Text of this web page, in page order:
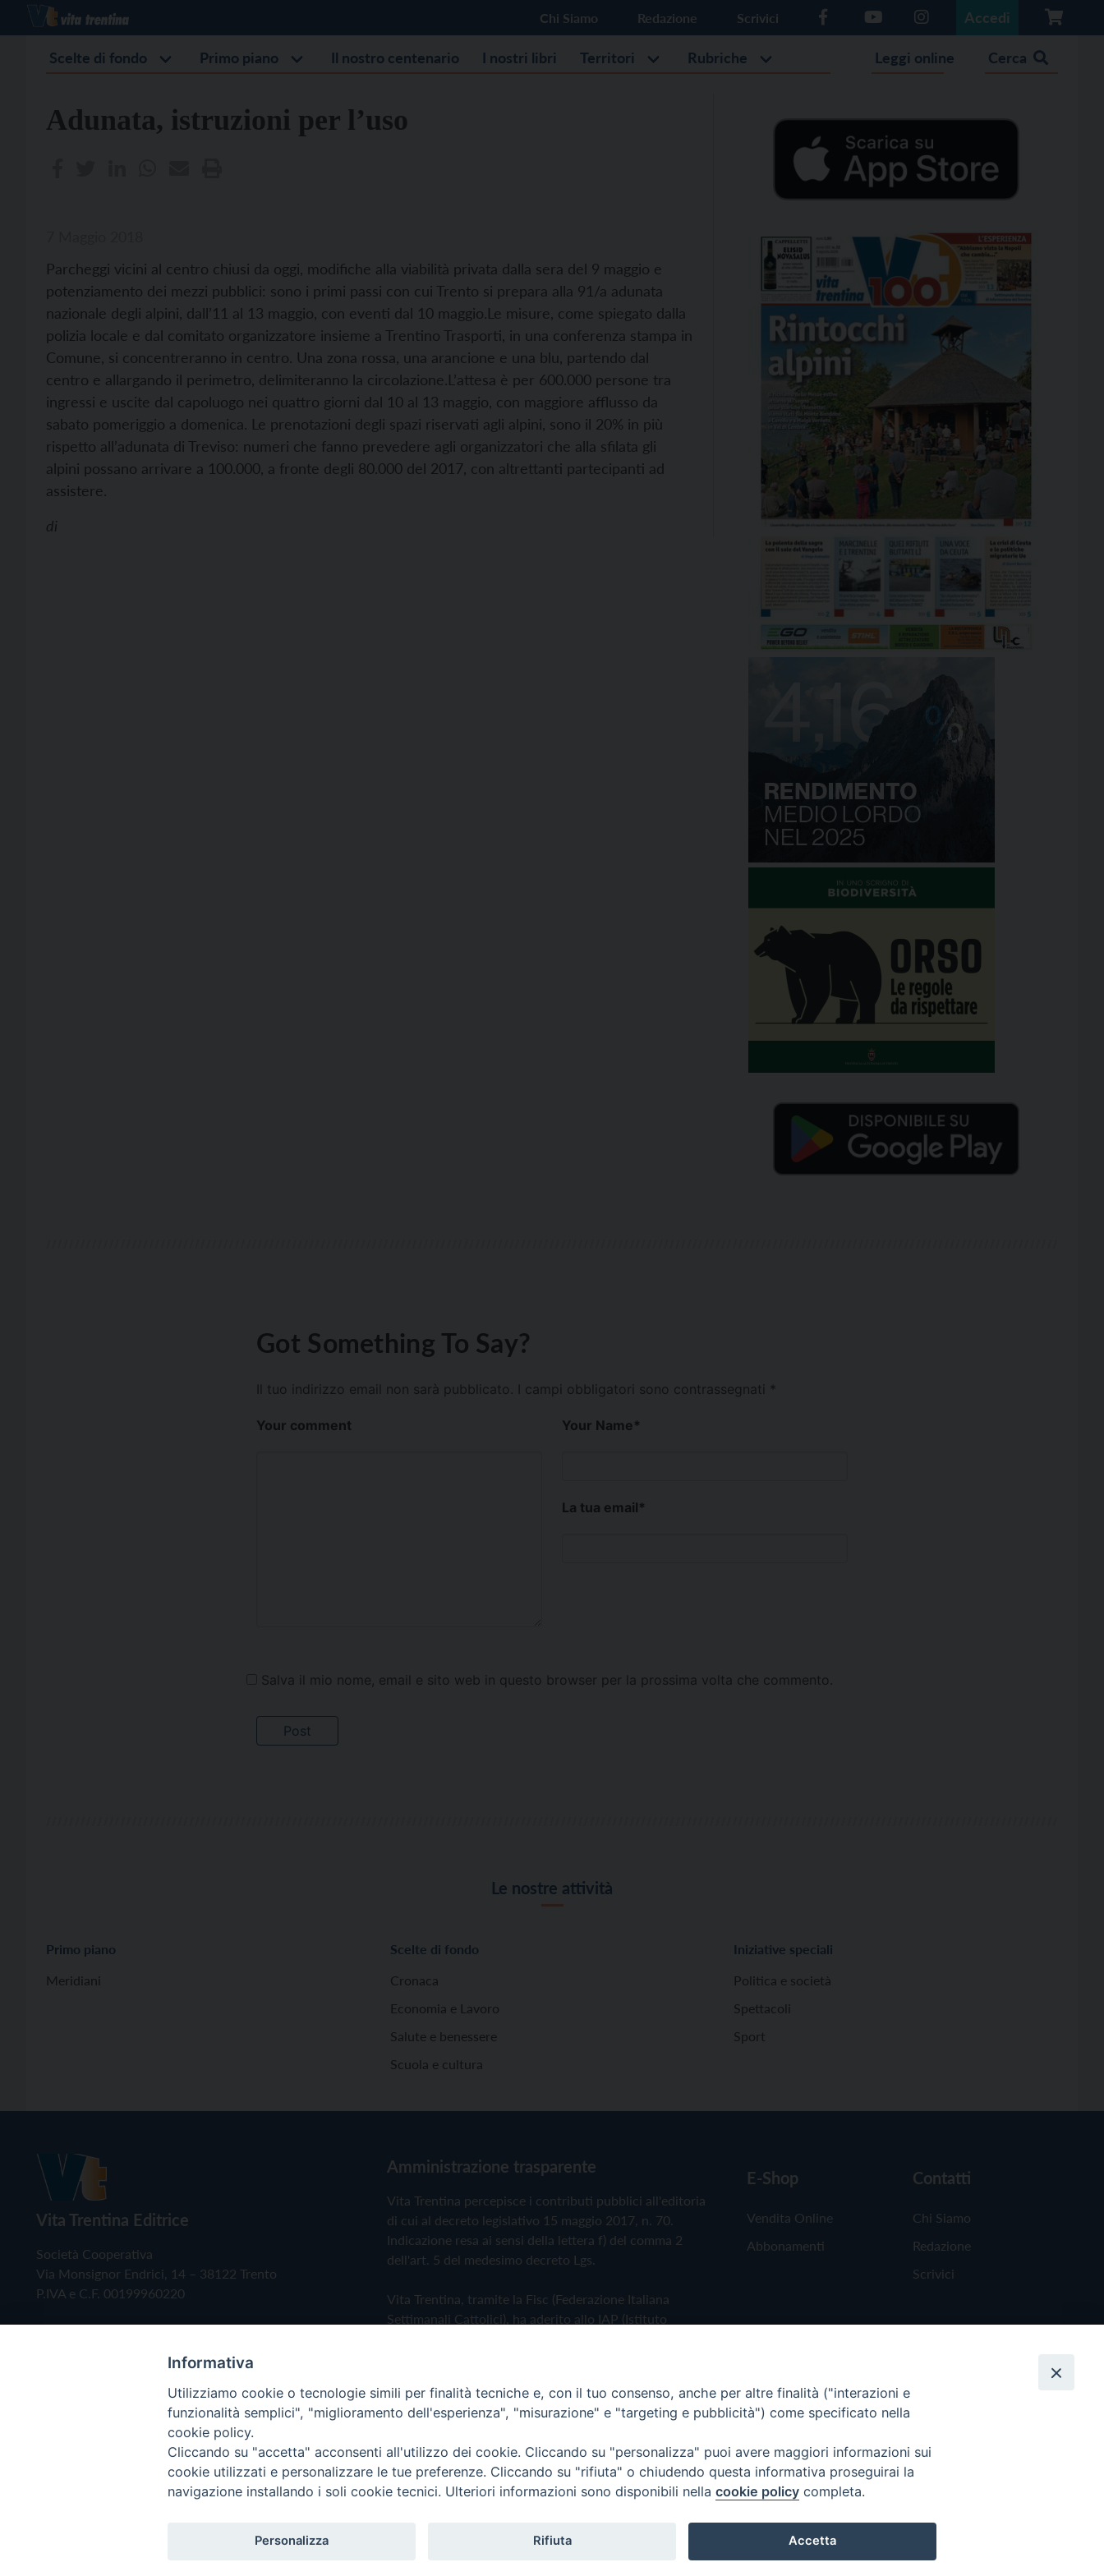
Chi Siamo Redazione Scrivici Accedi
Scelte di fondo Primo piano Il nostro centenario I nostri libri Territori Rubriche Leggi online Cerca
Adunata, istruzioni per l’uso
Parcheggi vicini al centro chiusi da oggi, modifiche alla viabilità privata dalla sera del 9 maggio e
potenziamento dei mezzi pubblici: sono i primi passi con cui Trento si prepara alla 91/a adunata
nazionale degli alpini, dall’11 al 13 maggio, con eventi dal 10 maggio.Le misure, come spiegato dalla
polizia locale e dal comitato organizzatore insieme a Trentino Trasporti, in una conferenza stampa in
Comune, si concentreranno in centro. Una zona rossa, una arancione e una blu, partendo dal
centro e allargando il perimetro, delimiteranno la circolazione.L’attesa è per 600.000 persone tra
ingressi e uscite dal capoluogo nei quattro giorni dal 10 al 13 maggio, con maggiore afflusso da
sabato pomeriggio a domenica. Le prenotazioni degli spazi riservati agli alpini, sono il 20% in più
rispetto all’adunata di Treviso: numeri che fanno prevedere agli organizzatori che alla sfilata gli
alpini possano arrivare a 100.000, a fronte degli 80.000 del 2017, con altrettanti partecipanti ad
assistere.
di
Got Something To Say?
Il tuo indirizzo email non sarà pubblicato. I campi obbligatori sono contrassegnati *
Your comment Your Name*
La tua email*
Salva il mio nome, email e sito web in questo browser per la prossima volta che commento.
Le nostre attività
Primo piano
Meridiani
Scelte di fondo
Cronaca
Economia e Lavoro
Salute e benessere
Scuola e cultura
Iniziative speciali
Politica e società
Spettacoli
Sport
Vita Trentina Editrice
Società Cooperativa
Via Monsignor Endrici, 14 – 38122 Trento
P.IVA e C.F. 00199960220
Amministrazione trasparente
Vita Trentina percepisce i contributi pubblici all'editoria
di cui al decreto legislativo 15 maggio 2017, n. 70.
Indicazione resa ai sensi della lettera f) del comma 2
dell'art. 5 del medesimo decreto Lgs.
Vita Trentina, tramite la Fisc (Federazione Italiana
Settimanali Cattolici), ha aderito allo IAP (Istituto
Privacy Policy Cookie Policy
E-Shop
Vendita Online
Abbonamenti
Contatti
Chi Siamo
Redazione
Scrivici
Copyright © 2019 - Tutti i diritti riservati - Vita Trentina Editrice
Informativa
Utilizziamo cookie o tecnologie simili per finalità tecniche e, con il tuo consenso, anche per altre finalità ("interazioni e
funzionalità semplici", "miglioramento dell'esperienza", "misurazione" e "targeting e pubblicità") come specificato nella
cookie policy.
Cliccando su "accetta" acconsenti all'utilizzo dei cookie. Cliccando su "personalizza" puoi avere maggiori informazioni sui
cookie utilizzati e personalizzare le tue preferenze. Cliccando su "rifiuta" o chiudendo questa informativa proseguirai la
navigazione installando i soli cookie tecnici. Ulteriori informazioni sono disponibili nella cookie policy completa.
Personalizza Rifiuta Accetta